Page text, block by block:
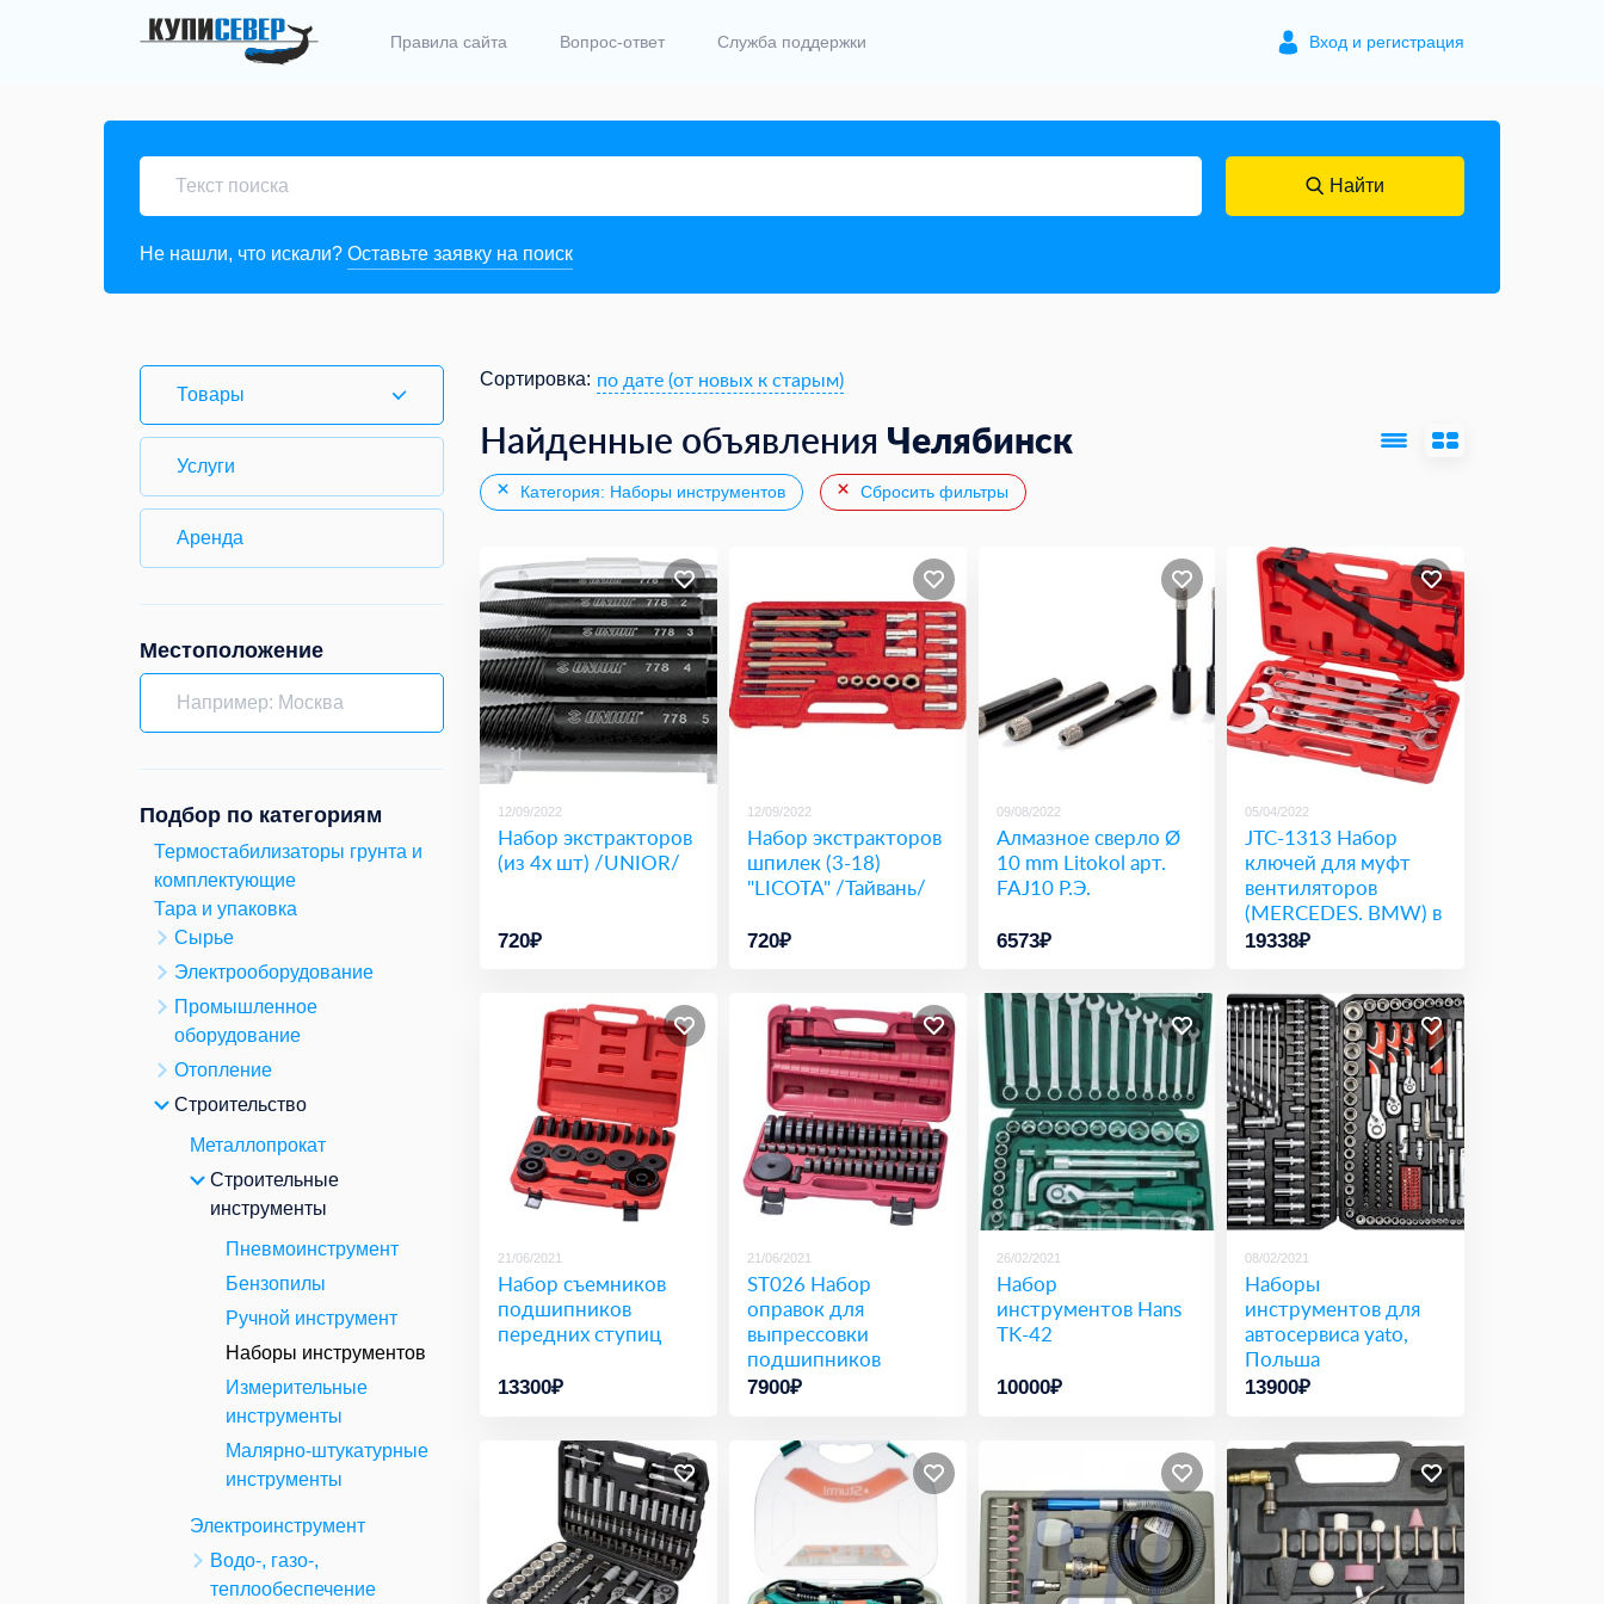
Правила сайта Вопрос-ответ Служба поддержки Вход и регистрация
Найти
Не нашли, что искали? Оставьте заявку на поиск
Товары
Услуги
Аренда
Местоположение
Подбор по категориям
Термостабилизаторы грунта и
комплектующие
Тара и упаковка
Сырье
Электрооборудование
Промышленное
оборудование
Отопление
Строительство
Металлопрокат
Строительные
инструменты
Пневмоинструмент
Бензопилы
Ручной инструмент
Наборы инструментов
Измерительные
инструменты
Малярно-штукатурные
инструменты
Электроинструмент
Водо-, газо-,
теплообеспечение
Сортировка: по дате (от новых к старым)
Найденные объявления Челябинск
Категория: Наборы инструментов Сбросить фильтры
12/09/2022
Набор экстракторов
(из 4х шт) /UNIOR/
720₽
12/09/2022
Набор экстракторов
шпилек (3-18)
"LICOTA" /Тайвань/
720₽
09/08/2022
Алмазное сверло Ø
10 mm Litokol арт.
FAJ10 Р.Э.
6573₽
05/04/2022
JTC-1313 Набор
ключей для муфт
вентиляторов
(MERCEDES. BMW) в
кейсе JTC/1
19338₽
21/06/2021
Набор съемников
подшипников
передних ступиц
13300₽
21/06/2021
ST026 Набор
оправок для
выпрессовки
подшипников
7900₽
26/02/2021
Набор
инструментов Hans
TK-42
10000₽
08/02/2021
Наборы
инструментов для
автосервиса yato,
Польша
13900₽